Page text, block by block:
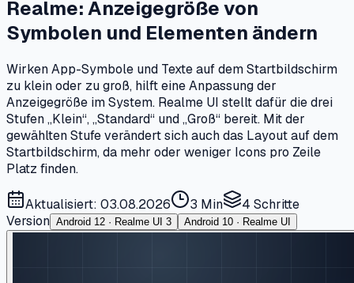
Realme: Anzeigegröße von
Symbolen und Elementen ändern
Wirken App-Symbole und Texte auf dem Startbildschirm
zu klein oder zu groß, hilft eine Anpassung der
Anzeigegröße im System. Realme UI stellt dafür die drei
Stufen „Klein“, „Standard“ und „Groß“ bereit. Mit der
gewählten Stufe verändert sich auch das Layout auf dem
Startbildschirm, da mehr oder weniger Icons pro Zeile
Platz finden.
Aktualisiert: 03.08.2026 3 Min 4 Schritte
Version Android 12 · Realme UI 3 Android 10 · Realme UI